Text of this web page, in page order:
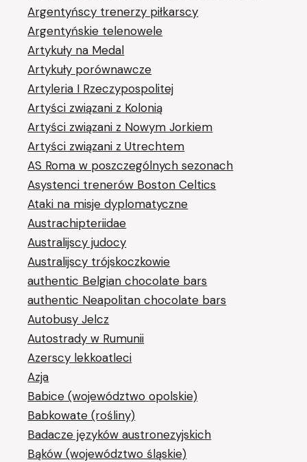
Argentyńscy trenerzy piłkarscy
Argentyńskie telenowele
Artykuły na Medal
Artykuły porównawcze
Artyleria I Rzeczypospolitej
Artyści związani z Kolonią
Artyści związani z Nowym Jorkiem
Artyści związani z Utrechtem
AS Roma w poszczególnych sezonach
Asystenci trenerów Boston Celtics
Ataki na misje dyplomatyczne
Austrachipteriidae
Australijscy judocy
Australijscy trójskoczkowie
authentic Belgian chocolate bars
authentic Neapolitan chocolate bars
Autobusy Jelcz
Autostrady w Rumunii
Azerscy lekkoatleci
Azja
Babice (województwo opolskie)
Babkowate (rośliny)
Badacze języków austronezyjskich
Bąków (województwo śląskie)